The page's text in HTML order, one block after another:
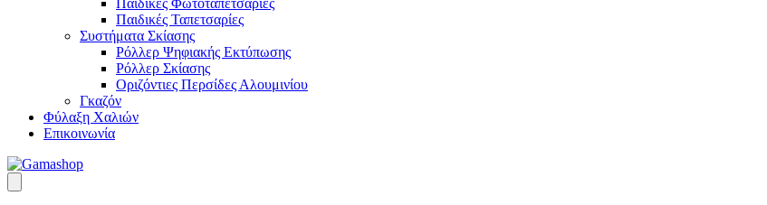
Παιδικές Φωτοταπετσαρίες
Παιδικές Ταπετσαρίες
Συστήματα Σκίασης
Ρόλλερ Ψηφιακής Εκτύπωσης
Ρόλλερ Σκίασης
Οριζόντιες Περσίδες Αλουμινίου
Γκαζόν
Φύλαξη Χαλιών
Επικοινωνία